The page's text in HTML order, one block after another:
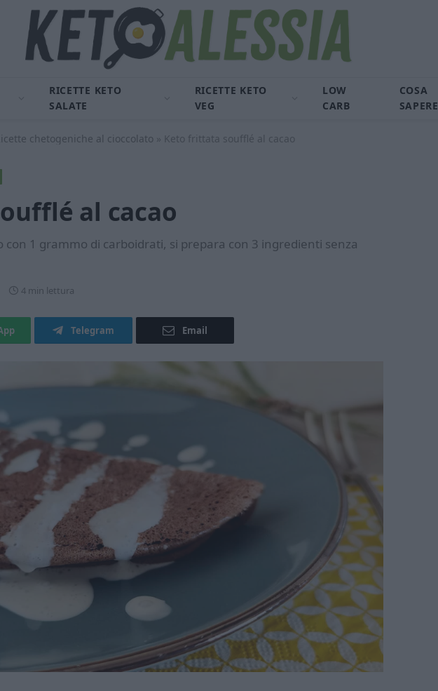
RICETTE KETO
SALATE
RICETTE KETO
VEG
LOW
CARB
COSA
SAPERE
chetogeniche al cioccolato » Keto frittata soufflé al cacao
al cacao
con 1 grammo di carboidrati, si prepara con 3 ingredienti senza
4 min lettura
Telegram Email